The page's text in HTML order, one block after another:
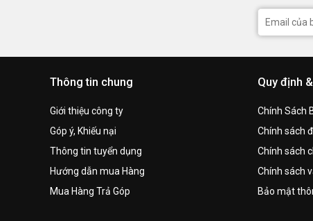
Thông tin chung
Giới thiệu công ty
Góp ý, Khiếu nại
Thông tin tuyển dụng
Hướng dẫn mua Hàng
Mua Hàng Trả Góp
Quy định
Chính Sách
Chính sách
Chính sách
Chính sách
Bảo mật